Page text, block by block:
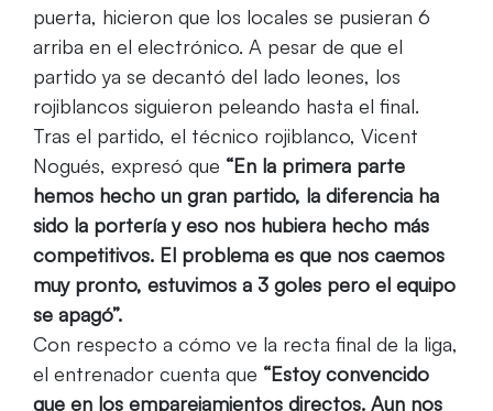
puerta, hicieron que los locales se pusieran 6
arriba en el electrónico. A pesar de que el
partido ya se decantó del lado leones, los
rojiblancos siguieron peleando hasta el final.
Tras el partido, el técnico rojiblanco, Vicent
Nogués, expresó que “En la primera parte
hemos hecho un gran partido, la diferencia ha
sido la portería y eso nos hubiera hecho más
competitivos. El problema es que nos caemos
muy pronto, estuvimos a 3 goles pero el equipo
se apagó”.
Con respecto a cómo ve la recta final de la liga,
el entrenador cuenta que “Estoy convencido
que en los emparejamientos directos. Aun nos